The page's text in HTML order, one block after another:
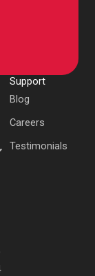
Support
Blog
Careers
Testimonials